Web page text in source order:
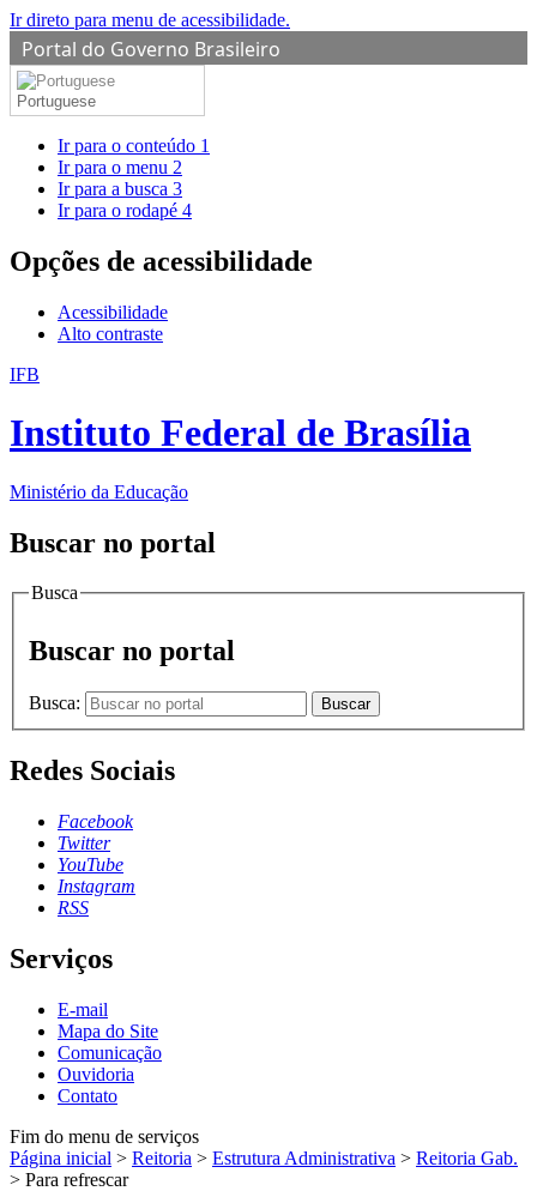
Ir direto para menu de acessibilidade.
Portal do Governo Brasileiro
Portuguese
Ir para o conteúdo 1
Ir para o menu 2
Ir para a busca 3
Ir para o rodapé 4
Opções de acessibilidade
Acessibilidade
Alto contraste
IFB
Instituto Federal de Brasília
Ministério da Educação
Buscar no portal
Busca
Buscar no portal
Busca: Buscar
Redes Sociais
Facebook
Twitter
YouTube
Instagram
RSS
Serviços
E-mail
Mapa do Site
Comunicação
Ouvidoria
Contato
Fim do menu de serviços
Página inicial > Reitoria > Estrutura Administrativa > Reitoria Gab.
> Para refrescar